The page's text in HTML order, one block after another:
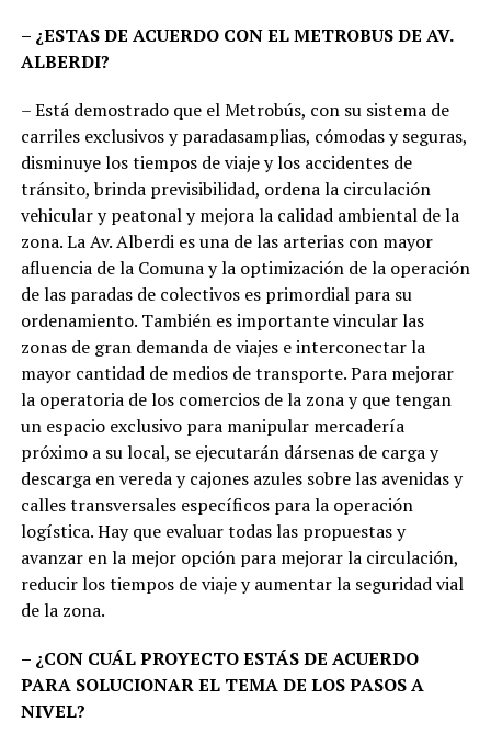
– ¿ESTAS DE ACUERDO CON EL METROBUS DE AV.
ALBERDI?
– Está demostrado que el Metrobús, con su sistema de
carriles exclusivos y paradasamplias, cómodas y seguras,
disminuye los tiempos de viaje y los accidentes de
tránsito, brinda previsibilidad, ordena la circulación
vehicular y peatonal y mejora la calidad ambiental de la
zona. La Av. Alberdi es una de las arterias con mayor
afluencia de la Comuna y la optimización de la operación
de las paradas de colectivos es primordial para su
ordenamiento. También es importante vincular las
zonas de gran demanda de viajes e interconectar la
mayor cantidad de medios de transporte. Para mejorar
la operatoria de los comercios de la zona y que tengan
un espacio exclusivo para manipular mercadería
próximo a su local, se ejecutarán dársenas de carga y
descarga en vereda y cajones azules sobre las avenidas y
calles transversales específicos para la operación
logística. Hay que evaluar todas las propuestas y
avanzar en la mejor opción para mejorar la circulación,
reducir los tiempos de viaje y aumentar la seguridad vial
de la zona.
– ¿CON CUÁL PROYECTO ESTÁS DE ACUERDO
PARA SOLUCIONAR EL TEMA DE LOS PASOS A
NIVEL?